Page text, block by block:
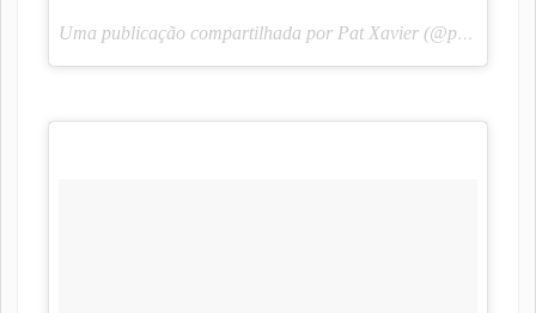
Uma publicação compartilhada por Pat Xavier (@pah_lendoescrevendo) em